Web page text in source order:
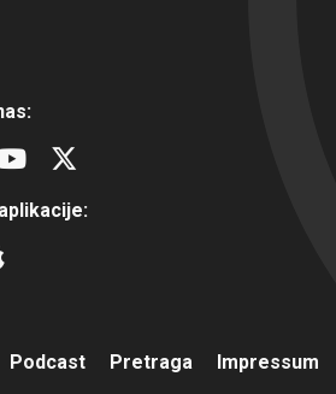
Podcast Pretraga Impressum